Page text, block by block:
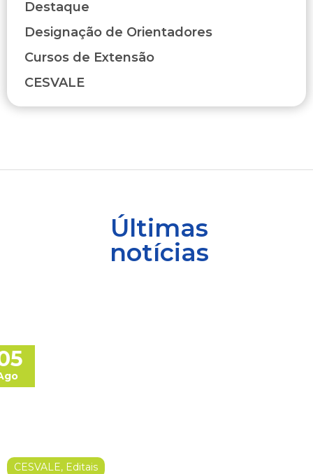
Destaque
Designação de Orientadores
Cursos de Extensão
CESVALE
Últimas
notícias
CESVALE, Editais